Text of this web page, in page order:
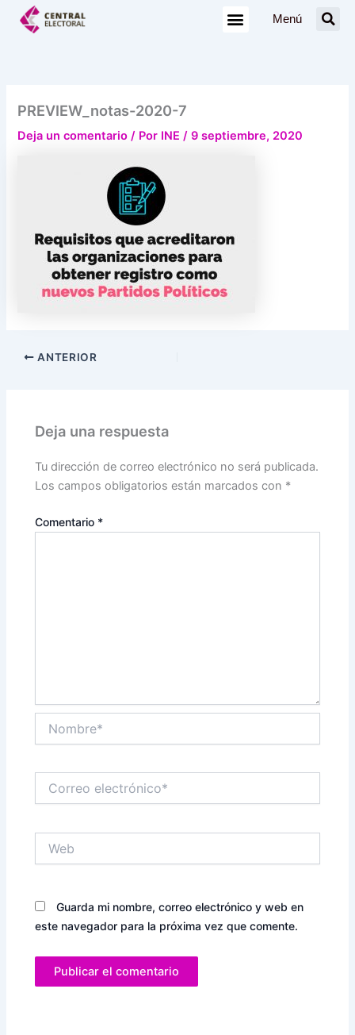
Menú
PREVIEW_notas-2020-7
Deja un comentario / Por INE/9 septiembre, 2020
ANTERIOR
Deja una respuesta
Tu dirección de correo electrónico no será publicada.
Los campos obligatorios están marcados con *
Comentario *
electrónico*
Guarda mi nombre, correo electrónico y web en
este navegador para la próxima vez que comente.